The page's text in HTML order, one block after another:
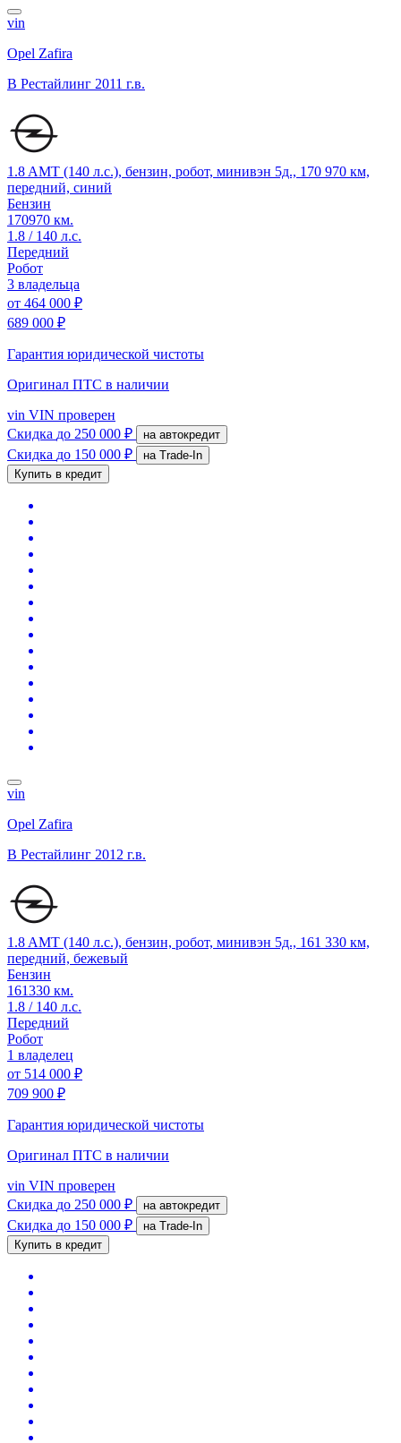
vin
Opel Zafira
B Рестайлинг 2011 г.в.
1.8 AMT (140 л.с.), бензин, робот, минивэн 5д., 170 970 км,
передний, синий
Бензин
170970 км.
1.8 / 140 л.с.
Передний
Робот
3 владельца
от 464 000 ₽
689 000 ₽
Гарантия юридической чистоты
Оригинал ПТС в наличии
vin VIN проверен
Скидка до 250 000 ₽ на автокредит
Скидка до 150 000 ₽
на Trade-In
Купить в кредит
vin
Opel Zafira
B Рестайлинг 2012 г.в.
1.8 AMT (140 л.с.), бензин, робот, минивэн 5д., 161 330 км,
передний, бежевый
Бензин
161330 км.
1.8 / 140 л.с.
Передний
Робот
1 владелец
от 514 000 ₽
709 900 ₽
Гарантия юридической чистоты
Оригинал ПТС в наличии
vin VIN проверен
Скидка до 250 000 ₽ на автокредит
Скидка до 150 000 ₽
на Trade-In
Купить в кредит